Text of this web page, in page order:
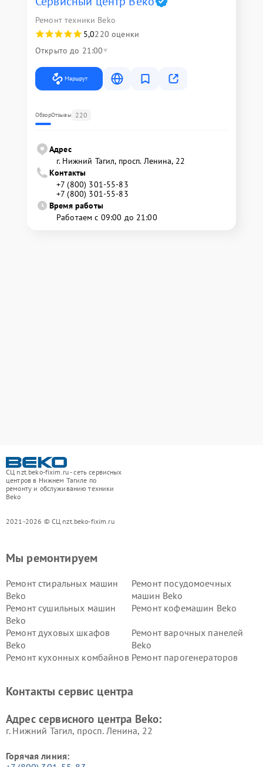
Ремонт техники Beko
5,0220 оценки
Открыто до 21:00
Маршрут
ОбзорОтзывы 220
Адрес
г. Нижний Тагил, просп. Ленина, 22
Контакты
+7 (800) 301-55-83
+7 (800) 301-55-83
Время работы
Работаем с 09:00 до 21:00
СЦ nzt.beko-fixim.ru - сеть сервисных
центров в Нижнем Тагиле по
ремонту и обслуживанию техники
Beko
2021-2026 © СЦ nzt.beko-fixim.ru
Мы ремонтируем
Ремонт стиральных машин
Beko
Ремонт посудомоечных
машин Beko
Ремонт сушильных машин
Beko
Ремонт кофемашин Beko
Ремонт духовых шкафов
Beko
Ремонт варочных панелей
Beko
Ремонт кухонных комбайнов Ремонт парогенераторов
Ремонт холодильников Beko Ремонт морозильных камер
Контакты сервис центра
Адрес сервисного центра Beko:
г. Нижний Тагил, просп. Ленина, 22
Горячая линия: